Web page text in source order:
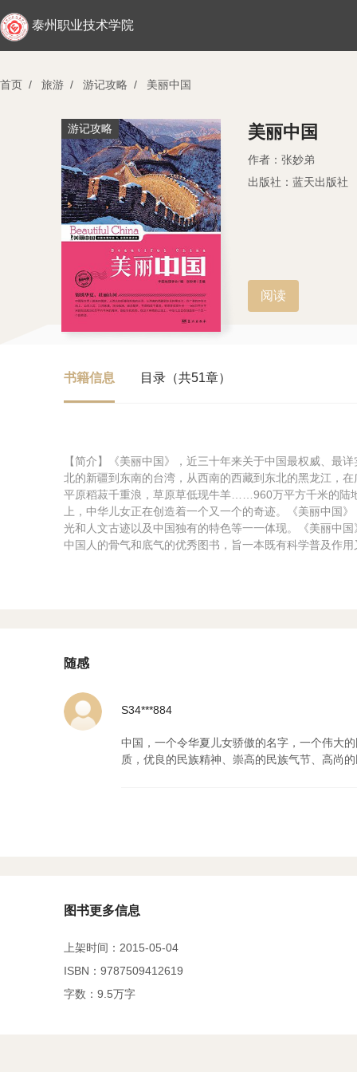
泰州职业技术学院
首页 / 旅游 / 游记攻略 / 美丽中国
游记攻略 美丽中国
作者：张妙弟
出版社：蓝天出版社
阅读
书籍信息 目录（共51章）
【简介】《美丽中国》，近三十年来关于中国最权威、最
北的新疆到东南的台湾，从西南的西藏到东北的黑龙江，
平原稻菽千重浪，草原草低现牛羊……960万平方千米的陆
上，中华儿女正在创造着一个又一个的奇迹。《美丽中国
光和人文古迹以及中国独有的特色等一一体现。《美丽中
中国人的骨气和底气的优秀图书，旨一本既有科学普及作
随感
S34***884
中国，一个令华夏儿女骄傲的名字，一个伟大
质，优良的民族精神、崇高的民族气节、高
图书更多信息
上架时间：2015-05-04
ISBN：9787509412619
字数：9.5万字